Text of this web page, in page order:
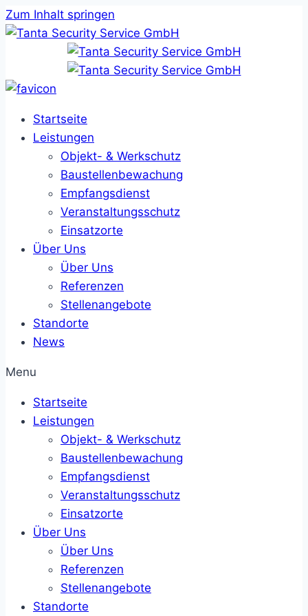
Zum Inhalt springen
Startseite
Leistungen
Objekt- & Werkschutz
Baustellenbewachung
Empfangsdienst
Veranstaltungsschutz
Einsatzorte
Über Uns
Über Uns
Referenzen
Stellenangebote
Standorte
News
Menu
Startseite
Leistungen
Objekt- & Werkschutz
Baustellenbewachung
Empfangsdienst
Veranstaltungsschutz
Einsatzorte
Über Uns
Über Uns
Referenzen
Stellenangebote
Standorte